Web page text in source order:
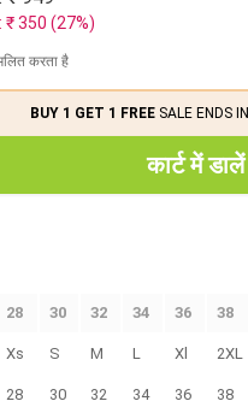
: ₹350 (27%)
करता है
BUY 1 GET 1 FREESALE ENDS IN
कार्ट में डालें
28 30 32 34 36 38
Xs S M L Xl 2XL
28 30 32 34 36 38